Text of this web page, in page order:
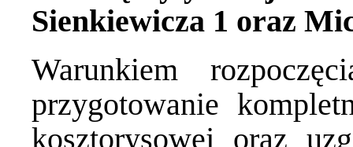
Sienkiewicza 1 oraz
Warunkiem
przygotowanie
kosztorysowej oraz